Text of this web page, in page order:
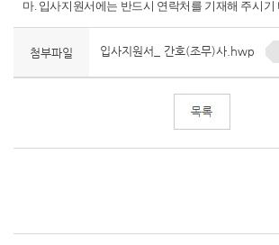
마. 입사지원서에는 반드시 연락처를 기재해 주시기
첨부파일 입사지원서_ 간호(조무)사.hwp